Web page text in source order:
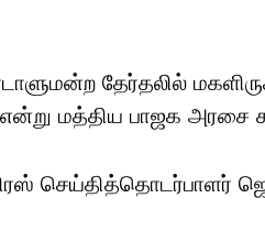
தேர்தலில்
மத்திய பாஜக அரசை
செய்தித்தொடர்பாளர்